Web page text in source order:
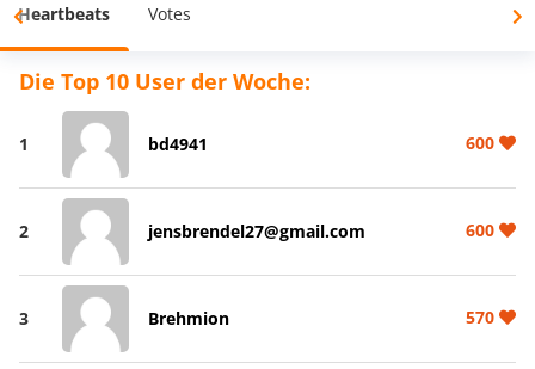
Heartbeats Votes
Die Top 10 User der Woche:
1 bd4941 600
2 jensbrendel27@gmail.com 600
3 Brehmion 570